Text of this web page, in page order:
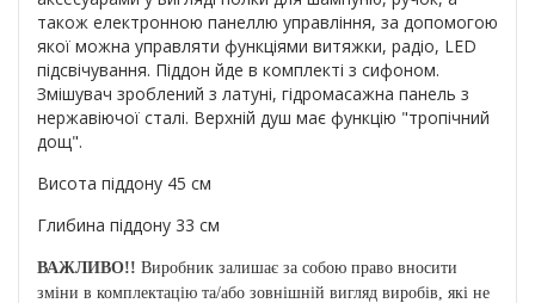
також електронною панеллю управління, за допомогою
якої можна управляти функціями витяжки, радіо, LED
підсвічування. Піддон йде в комплекті з сифоном.
Змішувач зроблений з латуні, гідромасажна панель з
нержавіючої сталі. Верхній душ має функцію "тропічний
дощ".
Висота піддону 45 см
Глибина піддону 33 см
ВАЖЛИВО!! Виробник залишає за собою право вносити
зміни в комплектацію та/або зовнішній вигляд виробів, які не